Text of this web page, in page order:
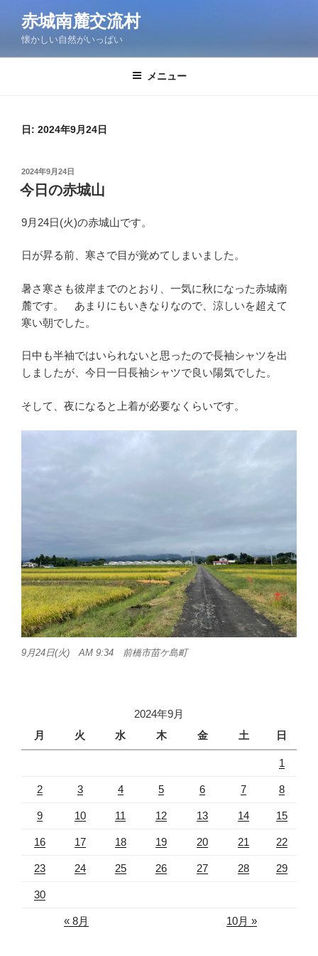
ン
赤城南麓交流村
懐かしい自然がいっぱい
メニュー
日: 2024年9月24日
投
稿
日:
2024年9月24日
今日の赤城山
9月24日(火)の赤城山です。
日が昇る前、寒さで目が覚めてしまいました。
暑さ寒さも彼岸までのとおり、一気に秋になった赤城南
麓です。 あまりにもいきなりなので、涼しいを超えて
寒い朝でした。
日中も半袖ではいられないと思ったので長袖シャツを出
しましたが、今日一日長袖シャツで良い陽気でした。
そして、夜になると上着が必要なくらいです。
9月24日(火) AM 9:34 前橋市苗ケ島町
2024年9月
月
火 水 木 金 土 日
1
2 3 4 5 6 7 8
9 10 11 12 13 14 15
16 17 18 19 20 21 22
23 24 25 26 27 28 29
30
« 8月 10月 »